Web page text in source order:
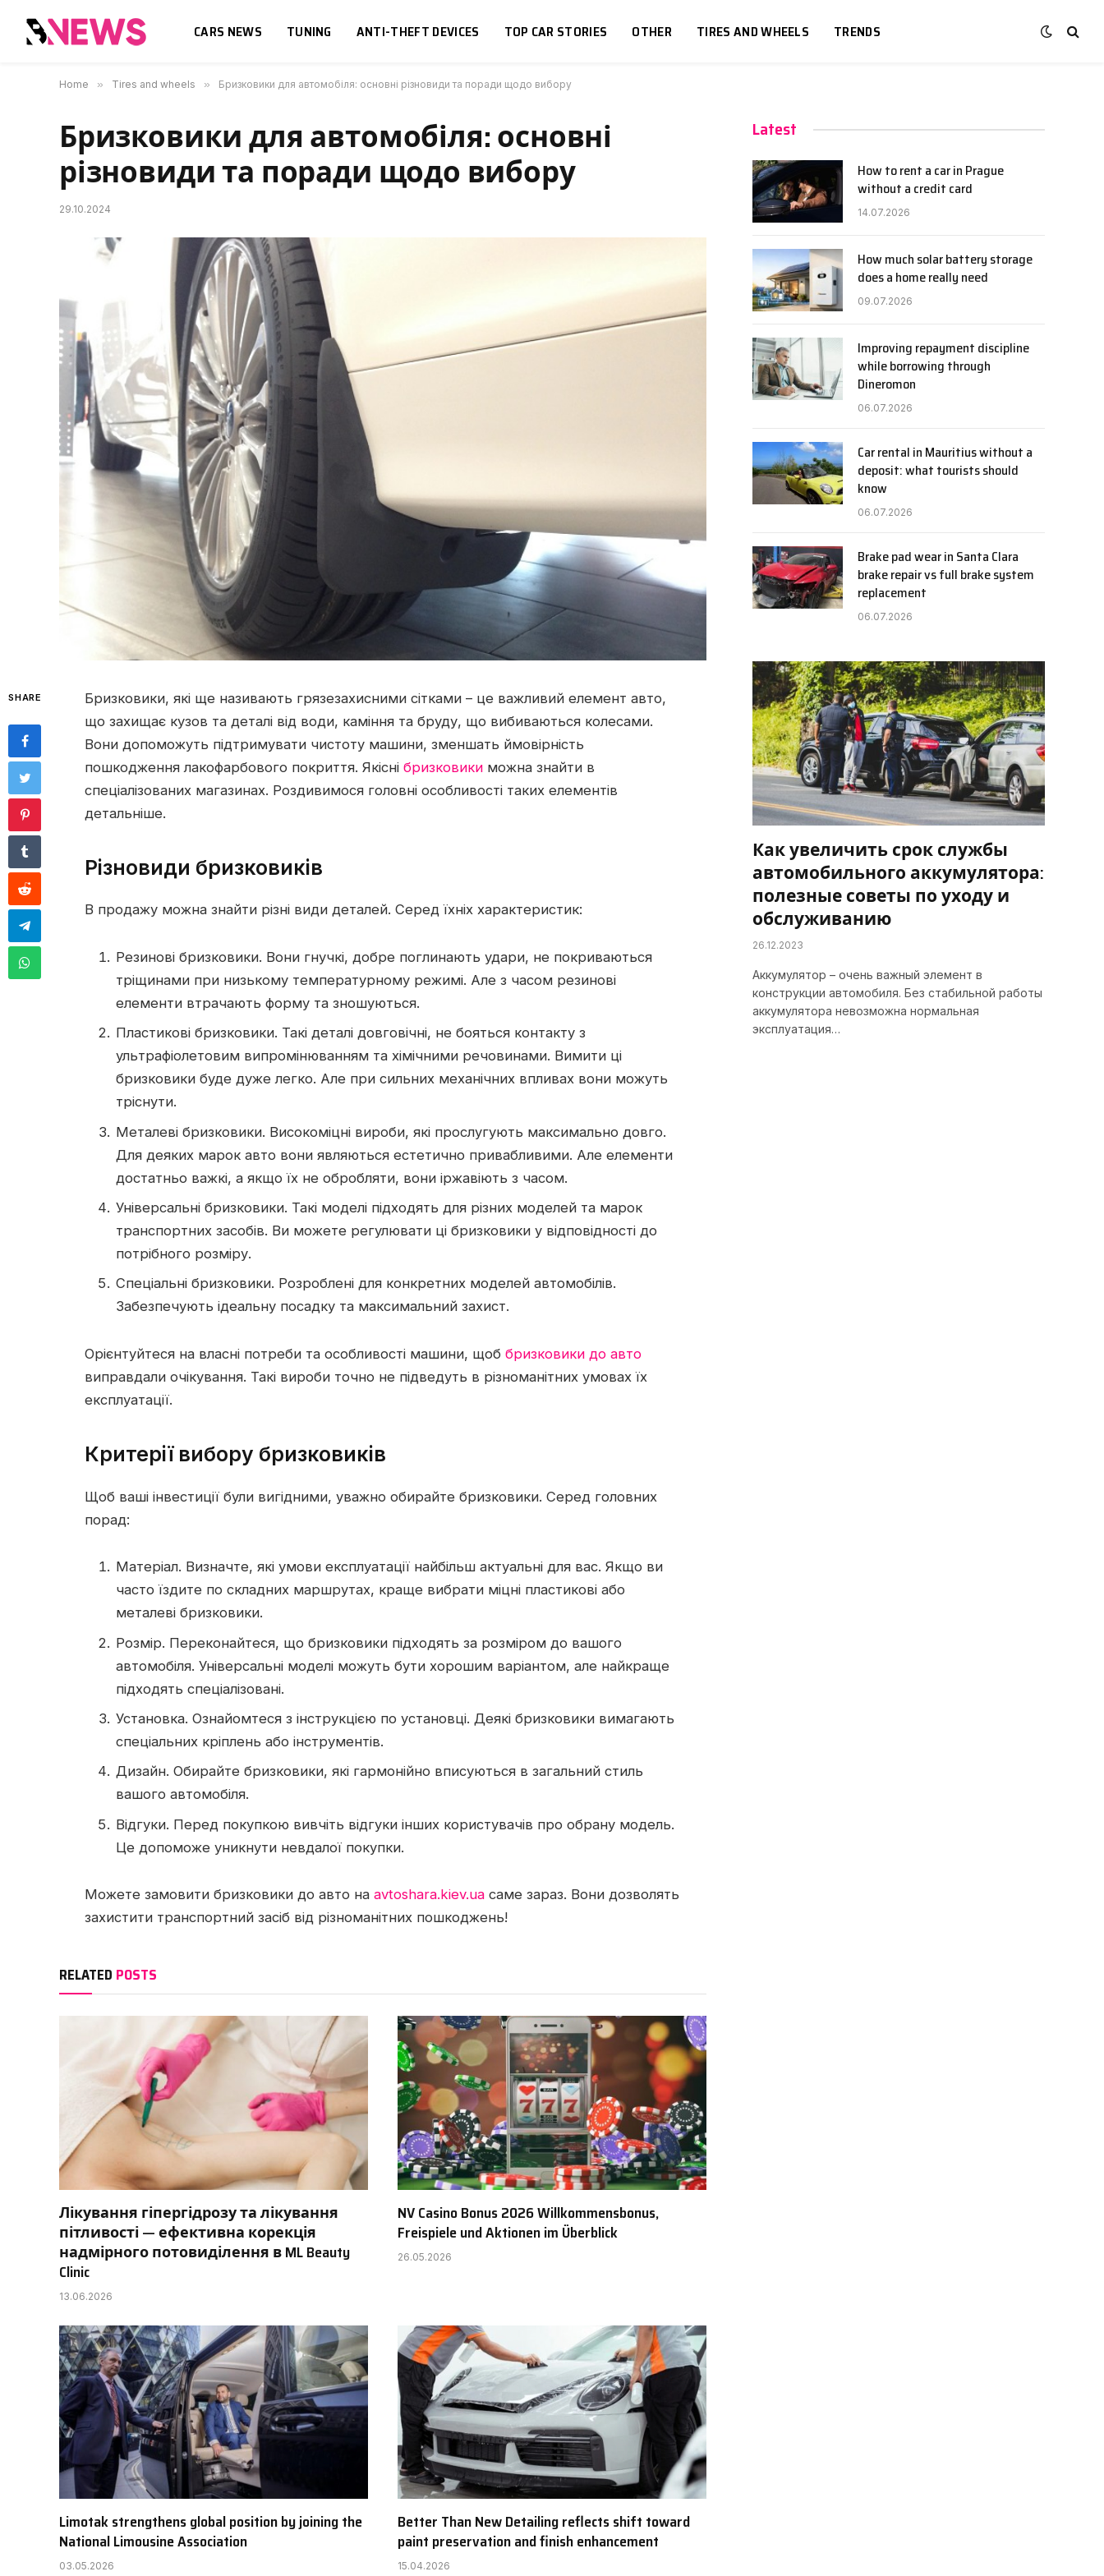
CARS NEWS TUNING ANTI-THEFT DEVICES TOP CAR STORIES OTHER TIRES AND WHEELS TRENDS
Home » Tires and wheels » Бризковики для автомобіля: основні різновиди та поради щодо вибору
Бризковики для автомобіля: основні
різновиди та поради щодо вибору
29.10.2024
SHARE
Бризковики, які ще називають грязезахисними сітками – це важливий елемент авто,
що захищає кузов та деталі від води, каміння та бруду, що вибиваються колесами.
Вони допоможуть підтримувати чистоту машини, зменшать ймовірність
пошкодження лакофарбового покриття. Якісні бризковики можна знайти в
спеціалізованих магазинах. Роздивимося головні особливості таких елементів
детальніше.
Різновиди бризковиків
В продажу можна знайти різні види деталей. Серед їхніх характеристик:
Резинові бризковики. Вони гнучкі, добре поглинають удари, не покриваються
тріщинами при низькому температурному режимі. Але з часом резинові
елементи втрачають форму та зношуються.
Пластикові бризковики. Такі деталі довговічні, не бояться контакту з
ультрафіолетовим випромінюванням та хімічними речовинами. Вимити ці
бризковики буде дуже легко. Але при сильних механічних впливах вони можуть
тріснути.
Металеві бризковики. Високоміцні вироби, які прослугують максимально довго.
Для деяких марок авто вони являються естетично привабливими. Але елементи
достатньо важкі, а якщо їх не обробляти, вони іржавіють з часом.
Універсальні бризковики. Такі моделі підходять для різних моделей та марок
транспортних засобів. Ви можете регулювати ці бризковики у відповідності до
потрібного розміру.
Спеціальні бризковики. Розроблені для конкретних моделей автомобілів.
Забезпечують ідеальну посадку та максимальний захист.
Орієнтуйтеся на власні потреби та особливості машини, щоб бризковики до авто
виправдали очікування. Такі вироби точно не підведуть в різноманітних умовах їх
експлуатації.
Критерії вибору бризковиків
Щоб ваші інвестиції були вигідними, уважно обирайте бризковики. Серед головних
порад:
Матеріал. Визначте, які умови експлуатації найбільш актуальні для вас. Якщо ви
часто їздите по складних маршрутах, краще вибрати міцні пластикові або
металеві бризковики.
Розмір. Переконайтеся, що бризковики підходять за розміром до вашого
автомобіля. Універсальні моделі можуть бути хорошим варіантом, але найкраще
підходять спеціалізовані.
Установка. Ознайомтеся з інструкцією по установці. Деякі бризковики вимагають
спеціальних кріплень або інструментів.
Дизайн. Обирайте бризковики, які гармонійно вписуються в загальний стиль
вашого автомобіля.
Відгуки. Перед покупкою вивчіть відгуки інших користувачів про обрану модель.
Це допоможе уникнути невдалої покупки.
Можете замовити бризковики до авто на avtoshara.kiev.ua саме зараз. Вони дозволять
захистити транспортний засіб від різноманітних пошкоджень!
RELATED POSTS
Лікування гіпергідрозу та лікування
пітливості — ефективна корекція
надмірного потовиділення в ML Beauty
Clinic
13.06.2026
NV Casino Bonus 2026 Willkommensbonus,
Freispiele und Aktionen im Überblick
26.05.2026
Limotak strengthens global position by joining the
National Limousine Association
03.05.2026
Better Than New Detailing reflects shift toward
paint preservation and finish enhancement
15.04.2026
Latest
How to rent a car in Prague
without a credit card
14.07.2026
How much solar battery storage
does a home really need
09.07.2026
Improving repayment discipline
while borrowing through
Dineromon
06.07.2026
Car rental in Mauritius without a
deposit: what tourists should
know
06.07.2026
Brake pad wear in Santa Clara
brake repair vs full brake system
replacement
06.07.2026
Как увеличить срок службы
автомобильного аккумулятора:
полезные советы по уходу и
обслуживанию
26.12.2023
Аккумулятор – очень важный элемент в
конструкции автомобиля. Без стабильной работы
аккумулятора невозможна нормальная
эксплуатация…